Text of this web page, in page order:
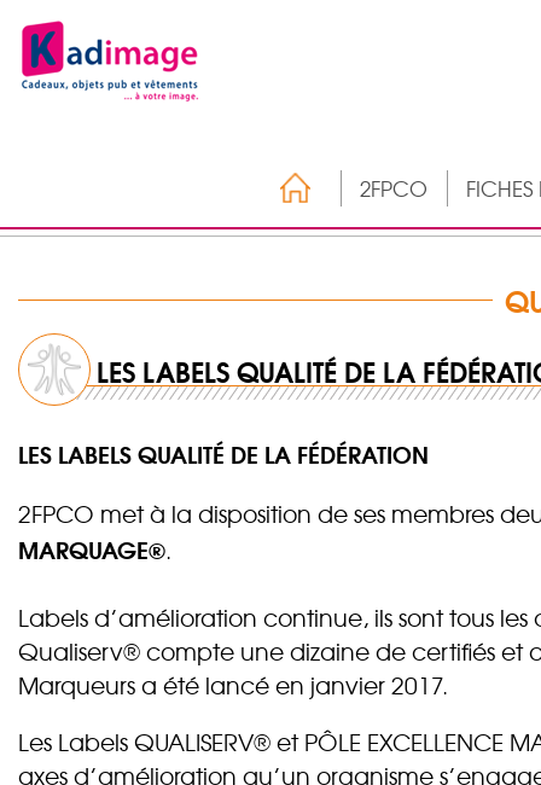
2FPCO
LES LABELS QUALITÉ DE LA
LES LABELS QUALITÉ DE LA FÉDÉRATION
2FPCO met à la disposition de ses membres
MARQUAGE®.
Labels d’amélioration continue, ils sont tous
Qualiserv® compte une dizaine de certifiés et
Marqueurs a été lancé en janvier 2017.
Les Labels QUALISERV® et PÔLE
axes d’amélioration qu’un organisme